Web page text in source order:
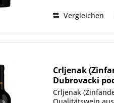
sehr...Vergleichen
Crljenak
Dubrovacki
Crljenak